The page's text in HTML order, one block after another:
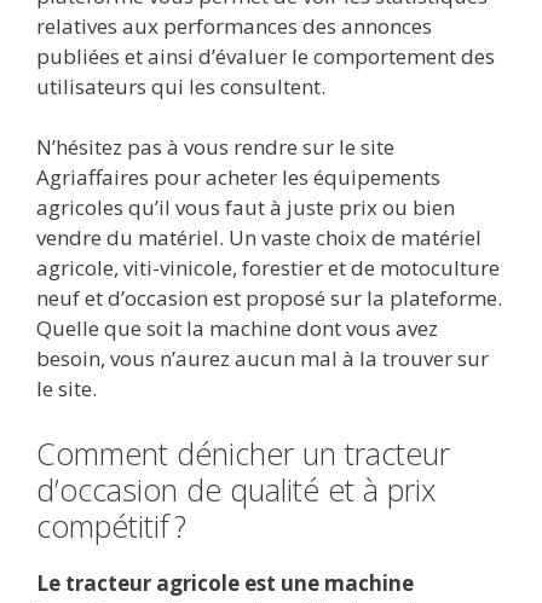
relatives aux performances des annonces
publiées et ainsi d’évaluer le comportement des
utilisateurs qui les consultent.
N’hésitez pas à vous rendre sur le site
Agriaffaires pour acheter les équipements
agricoles qu’il vous faut à juste prix ou bien
vendre du matériel. Un vaste choix de matériel
agricole, viti-vinicole, forestier et de motoculture
neuf et d’occasion est proposé sur la plateforme.
Quelle que soit la machine dont vous avez
besoin, vous n’aurez aucun mal à la trouver sur
le site.
Comment dénicher un tracteur
d’occasion de qualité et à prix
compétitif ?
Le tracteur agricole est une machine